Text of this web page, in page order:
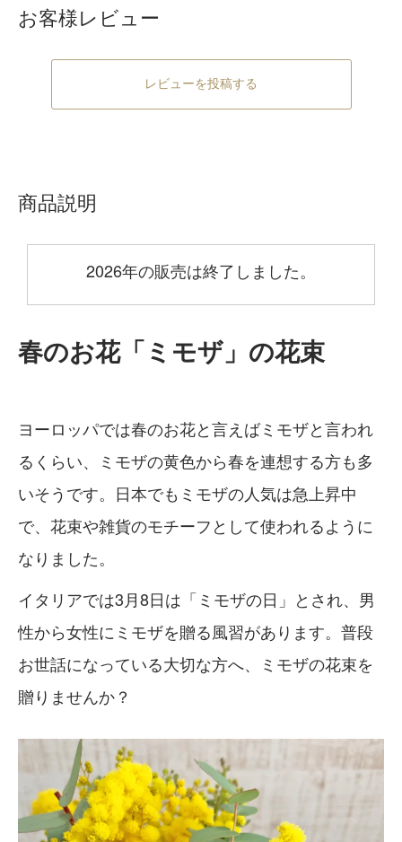
お客様レビュー
レビューを投稿する
商品説明
2026年の販売は終了しました。
春のお花「ミモザ」の花束
ヨーロッパでは春のお花と言えばミモザと言われ
るくらい、ミモザの黄色から春を連想する方も多
いそうです。日本でもミモザの人気は急上昇中
で、花束や雑貨のモチーフとして使われるように
なりました。
イタリアでは3月8日は「ミモザの日」とされ、男
性から女性にミモザを贈る風習があります。普段
お世話になっている大切な方へ、ミモザの花束を
贈りませんか？